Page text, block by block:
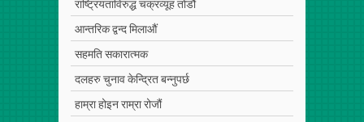
आन्तरिक द्वन्द मिलाऔं
सहमति सकारात्मक
दलहरु चुनाव केन्द्रित बन्नुपर्छ
हाम्रा होइन राम्रा रोजौं